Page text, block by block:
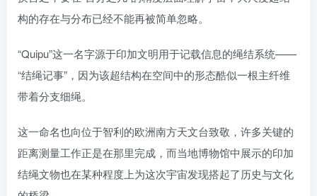
构的存在与分布已经不能再被简单忽略。
“Quipu”这一名字源于印加文明用于记载信息的绳结系统——
“结绳记事”，因为该超结构在空间中的形态酷似一根主纤维
带着分支细绳。
这一命名也向位于智利的欧洲南方天文台致敬，许多关键的
距离测量工作正是在那里完成，而当地博物馆中展示的印加
结绳文物也在某种程度上为这次宇宙发现搭起了历史与文化